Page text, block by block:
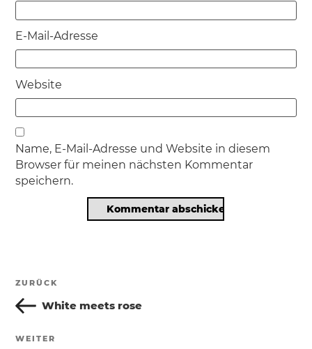
E-Mail-Adresse
Website
Name, E-Mail-Adresse und Website in diesem
Browser für meinen nächsten Kommentar
speichern.
Beitragsnavigation
Vorheriger
Beitrag
ZURÜCK
White meets rose
Nächster
WEITER